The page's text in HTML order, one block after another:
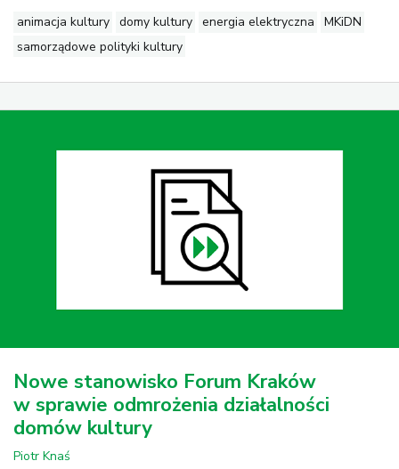
animacja kultury domy kultury energia elektryczna
MKiDN
samorządowe polityki kultury
Nowe stanowisko Forum Kraków
w sprawie odmrożenia działalności
domów kultury
Piotr Knaś